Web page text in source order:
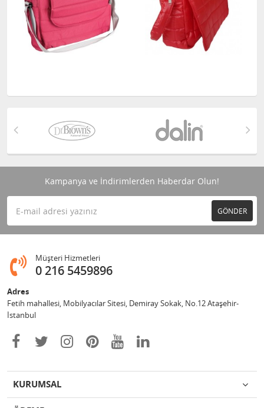
Kampanya ve İndirimlerden Haberdar Olun!
GÖNDER
Müşteri Hizmetleri
0 216 5459896
Adres
Fetih mahallesi, Mobilyacılar Sitesi, Demiray Sokak, No.12 Ataşehir-
İstanbul
KURUMSAL